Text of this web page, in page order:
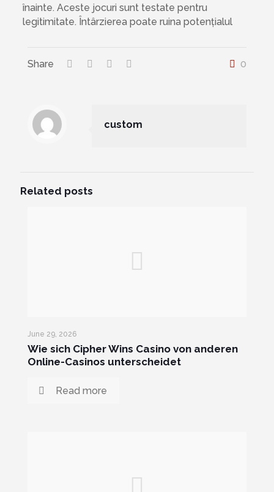
înainte. Aceste jocuri sunt testate pentru
legitimitate. Întârzierea poate ruina potențialul
Share 0
custom
Related posts
June 29, 2026
Wie sich Cipher Wins Casino von anderen
Online-Casinos unterscheidet
Read more